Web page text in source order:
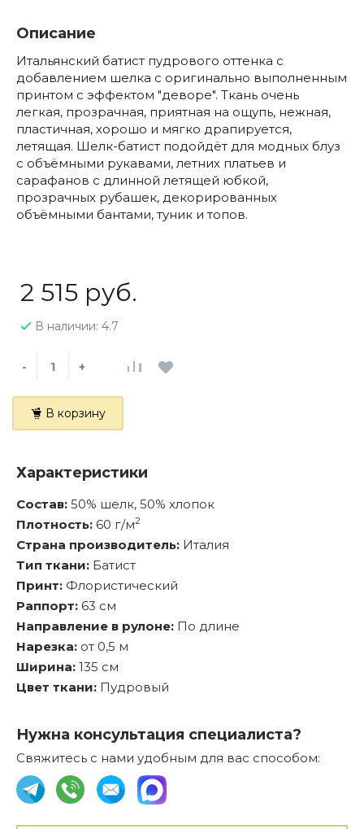
Описание
Итальянский батист пудрового оттенка с
добавлением шелка с оригинально выполненным
принтом с эффектом "деворе". Ткань очень
легкая, прозрачная, приятная на ощупь, нежная,
пластичная, хорошо и мягко драпируется,
летящая. Шелк-батист подойдёт для модных блуз
с объёмными рукавами, летних платьев и
сарафанов с длинной летящей юбкой,
прозрачных рубашек, декорированных
объёмными бантами, туник и топов.
2 515 руб.
В наличии: 4.7
- +
В корзину
Характеристики
Состав: 50% шелк, 50% хлопок
Плотность: 60 г/м2
Страна производитель: Италия
Тип ткани: Батист
Принт: Флористический
Раппорт: 63 см
Направление в рулоне: По длине
Нарезка: от 0,5 м
Ширина: 135 см
Цвет ткани: Пудровый
Нужна консультация специалиста?
Свяжитесь с нами удобным для вас способом: